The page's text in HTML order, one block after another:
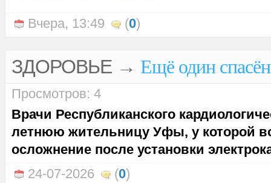
Вчера, 13:49 (0)
ЗДОРОВЬЕ→ Ещё один
Просмотров: 4
Врачи Республиканского
летнюю жительницу Уфы, у которой
осложнение после установки
24-07-2026
(0)